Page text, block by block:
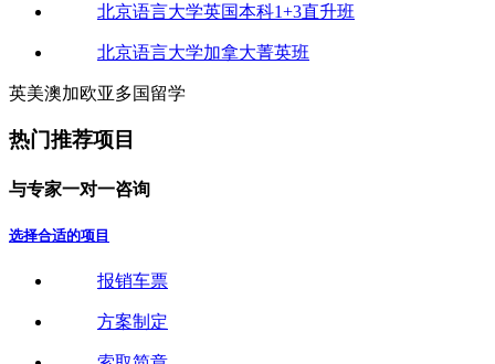
北京语言大学英国本科1+3直升班
北京语言大学加拿大菁英班
英美澳加欧亚多国留学
热门推荐项目
与专家一对一咨询
选择合适的项目
报销车票
方案制定